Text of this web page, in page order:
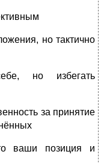
но тактично
но избегать
за принятие
ваши позиция и